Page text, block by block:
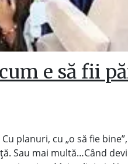
e să fii
planuri, cu „o să fie
Sau mai multă…Când